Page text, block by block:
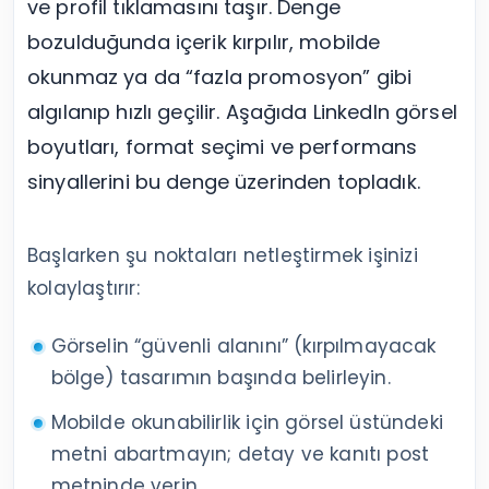
ve profil tıklamasını taşır. Denge
bozulduğunda içerik kırpılır, mobilde
okunmaz ya da “fazla promosyon” gibi
algılanıp hızlı geçilir. Aşağıda LinkedIn görsel
boyutları, format seçimi ve performans
sinyallerini bu denge üzerinden topladık.
Başlarken şu noktaları netleştirmek işinizi
kolaylaştırır:
Görselin “güvenli alanını” (kırpılmayacak
bölge) tasarımın başında belirleyin.
Mobilde okunabilirlik için görsel üstündeki
metni abartmayın; detay ve kanıtı post